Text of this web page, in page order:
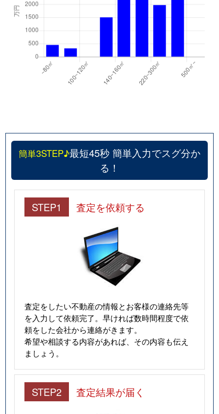
簡単3STEP♪最短45秒 簡単入力でスグ分か
る！
STEP1 査定を依頼する
査定をしたい不動産の情報とお客様の連絡先等
を入力して依頼完了。早ければ数時間程度で依
頼をした会社から連絡がきます。
希望や相談する内容があれば、その内容も伝え
ましょう。
STEP2 査定結果が届く